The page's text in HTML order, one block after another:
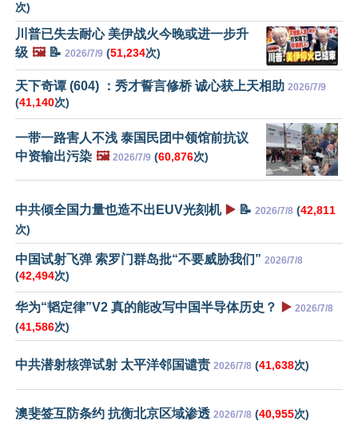
次)
川普已失去耐心 美伊战火今晚或进一步升
级 🖼️📝 2026/7/9 (51,234次)
天下奇谭 (604) ：秀才誓言修桥 诚心获上天相助 2026/7/9
(41,140次)
一带一路害人不浅 泰国民团中领馆前抗议
中资输出污染 🖼️ 2026/7/9 (60,876次)
中共倾全国力量也造不出EUV光刻机 ▶️ 📝 2026/7/8 (42,811
次)
中国试射飞弹 索罗门群岛批“不要威胁我们” 2026/7/8
(42,494次)
华为“韬定律”V2 真的能改写中国半导体历史？ ▶️ 2026/7/8
(41,586次)
中共潜射核弹试射 太平洋邻国谴责 2026/7/8 (41,638次)
澳斐签互防条约 抗衡北京区域渗透 2026/7/8 (40,955次)